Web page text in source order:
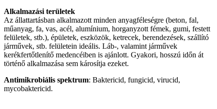
Alkalmazási területek
Az állattartásban alkalmazott minden anyagféleségre (beton, fal,
műanyag, fa, vas, acél, alumínium, horganyzott fémek, gumi, festett
felületek, stb.), épületek, eszközök, ketrecek, berendezések, szállító
járművek, stb. felületein ideális. Láb-, valamint járművek
kerékfertőtlenítő medencéiben is ajánlott. Gyakori, hosszú időn át
történő alkalmazása sem károsítja ezeket.
Antimikrobiális spektrum: Baktericid, fungicid, virucid,
mycobaktericid.